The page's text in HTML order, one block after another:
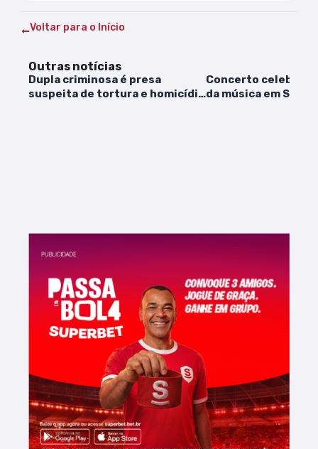
Voltar para o Início
Outras notícias
Dupla criminosa é presa
suspeita de tortura e homicídio
Concerto celebra
da música em São